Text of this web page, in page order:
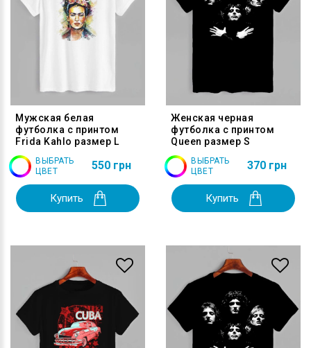
Мужская белая
футболка с принтом
Frida Kahlo размер L
ВЫБРАТЬ
ЦВЕТ
550 грн
Купить
Женская черная
футболка с принтом
Queen размер S
ВЫБРАТЬ
ЦВЕТ
370 грн
Купить